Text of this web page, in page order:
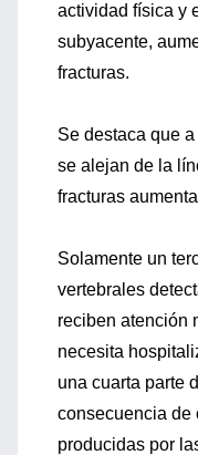
actividad física y
subyacente,
fracturas.
Se destaca que
se alejan de la
fracturas
Solamente un
vertebrales
reciben atención
necesita
una cuarta parte
consecuencia de
producidas por